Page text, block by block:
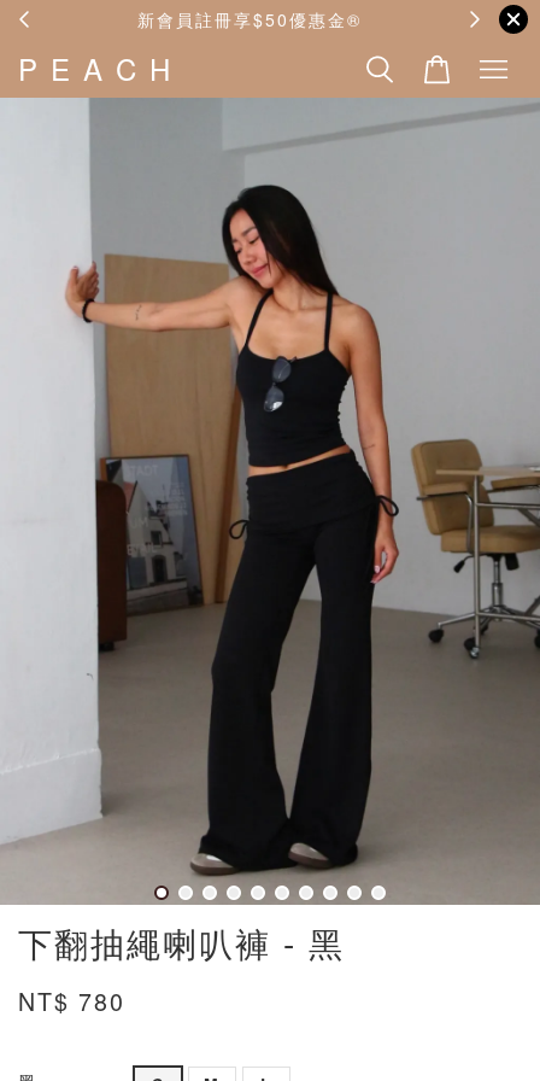
新會員註冊享$50優惠金®️
P E A C H
下翻抽繩喇叭褲 - 黑
NT$ 780